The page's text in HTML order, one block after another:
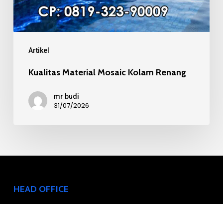
Artikel
Kualitas Material Mosaic Kolam Renang
mr budi
31/07/2026
HEAD OFFICE